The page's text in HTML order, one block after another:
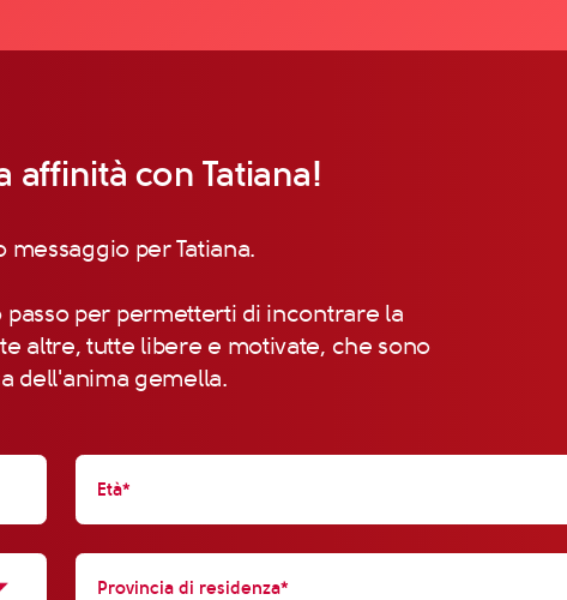
affinità con Tatiana!
messaggio per Tatiana.
passo per permetterti di incontrare la
altre, tutte libere e motivate, che sono
dell'anima gemella.